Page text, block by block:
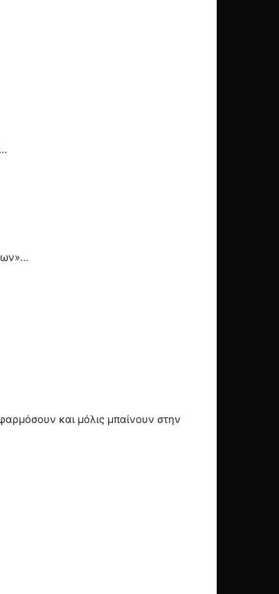
και μόλις μπαίνουν στην